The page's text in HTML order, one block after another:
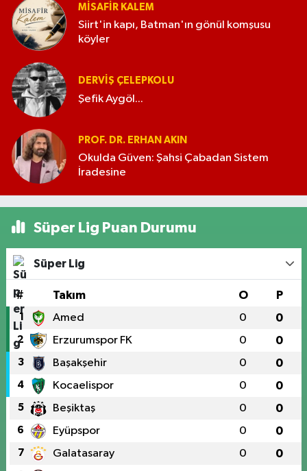
MISAFIR KALEM
Siirt'in kapı, Batman'ın gönül komşusu
köyler
DERVIŞ ÇELEPKOLU
Şefik Aygöl...
PROF. DR. ERHAN AKIN
Okulda Güven: Şahsi Çabadan Sistem
İradesine
Süper Lig Puan Durumu
Süper Lig
# Takım O P
1 Amed 0 0
2 Erzurumspor FK 0 0
3 Başakşehir 0 0
4 Kocaelispor 0 0
5 Beşiktaş 0 0
6 Eyüpspor 0 0
7 Galatasaray 0 0